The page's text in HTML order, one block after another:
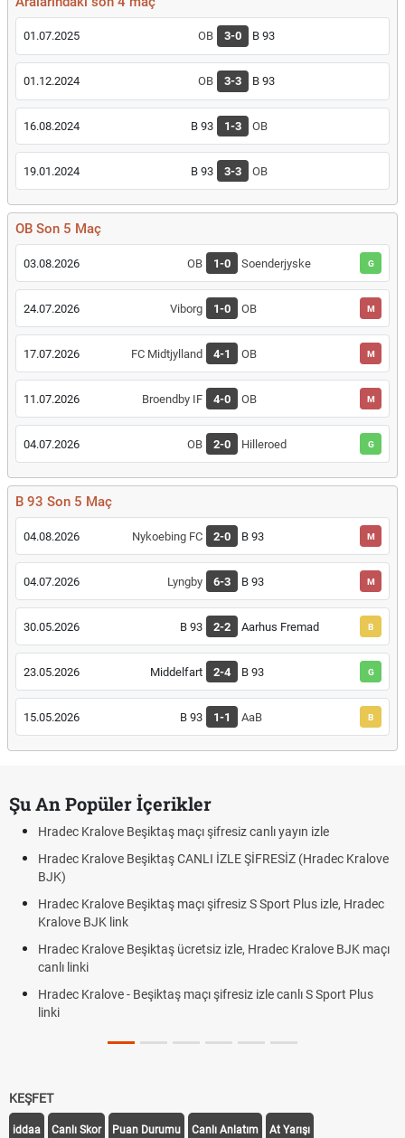
01.07.2025 OB 3-0 B 93
01.12.2024 OB 3-3 B 93
16.08.2024 B 93 1-3 OB
19.01.2024 B 93 3-3 OB
OB Son 5 Maç
03.08.2026 OB 1-0 Soenderjyske G
24.07.2026 Viborg 1-0 OB M
17.07.2026 FC Midtjylland 4-1 OB M
11.07.2026 Broendby IF 4-0 OB M
04.07.2026 OB 2-0 Hilleroed G
B 93 Son 5 Maç
04.08.2026 Nykoebing FC 2-0 B 93 M
04.07.2026 Lyngby 6-3 B 93 M
30.05.2026 B 93 2-2 Aarhus Fremad B
23.05.2026 Middelfart 2-4 B 93 G
15.05.2026 B 93 1-1 AaB B
Şu An Popüler İçerikler
Hradec Kralove Beşiktaş maçı şifresiz canlı yayın izle
Hradec Kralove Beşiktaş CANLI İZLE ŞİFRESİZ (Hradec Kralove
BJK)
Hradec Kralove Beşiktaş maçı şifresiz S Sport Plus izle, Hradec
Kralove BJK link
Hradec Kralove Beşiktaş ücretsiz izle, Hradec Kralove BJK maçı
canlı linki
Hradec Kralove - Beşiktaş maçı şifresiz izle canlı S Sport Plus
linki
KEŞFET
iddaa Canlı Skor Puan Durumu Canlı Anlatım At Yarışı